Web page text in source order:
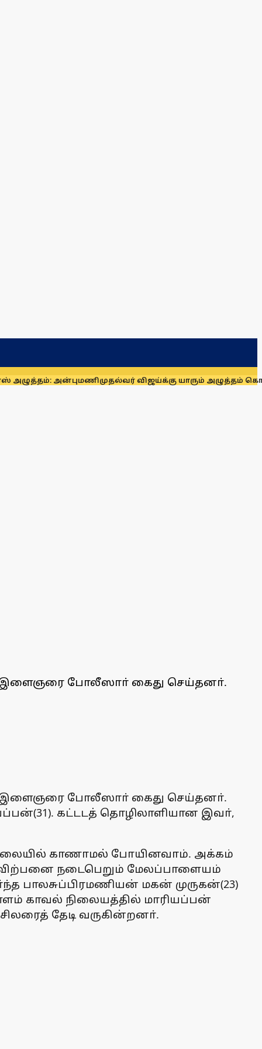
அன்புமணிமுதல்வர் விஜய்க்கு யாரும் அழுத்தம் கொடுக்க
இளைஞரை போலீஸாா் கைது செய்தனா்.
இளைஞரை போலீஸாா் கைது செய்தனா்.
கட்டடத் தொழிலாளியான இவா்,
காணாமல் போயினவாம். அக்கம்
விற்பனை நடைபெறும் மேலப்பாளையம்
பாலசுப்பிரமணியன் மகன் முருகன்(23)
காவல் நிலையத்தில் மாரியப்பன்
தேடி வருகின்றனா்.